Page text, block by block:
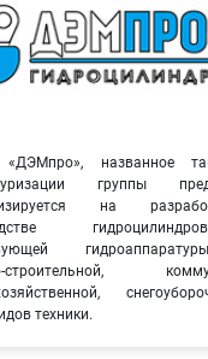
названное
группы
на
строительной,
техники.